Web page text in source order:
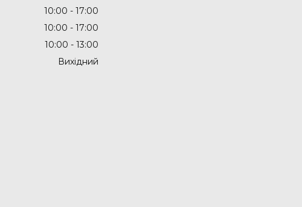
10:00
17:00
10:00
17:00
10:00
13:00
Вихідний